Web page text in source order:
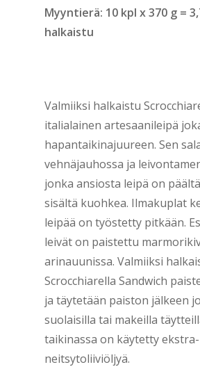
Myyntierä: 10 kpl x 370 g =
halkaistu
Valmiiksi halkaistu
italialainen artesaanileipä
hapantaikinajuureen. Sen
vehnäjauhossa ja
jonka ansiosta leipä on
sisältä kuohkea. Ilmakuplat
leipää on työstetty pitkään.
leivät on paistettu
arinauunissa. Valmiiksi
Scrocchiarella Sandwich
ja täytetään paiston jälkeen
suolaisilla tai makeilla
taikinassa on käytetty ekstra-
neitsytoliiviöljyä.